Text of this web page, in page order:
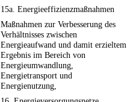
15a. Energieeffizienzmaßnahmen
Maßnahmen zur Verbesserung des
Verhältnisses zwischen
Energieaufwand und damit erzieltem
Ergebnis im Bereich von
Energieumwandlung,
Energietransport und
Energienutzung,